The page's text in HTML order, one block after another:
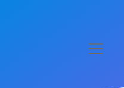
menüyü